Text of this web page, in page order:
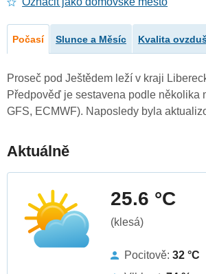
Počasí Slunce a Měsíc Kvalita
Proseč pod Ještědem leží v kraji
Předpověď je sestavena podle několika
GFS, ECMWF). Naposledy byla
Aktuálně
25.6 °C
(klesá)
Pocitově: 32 °C